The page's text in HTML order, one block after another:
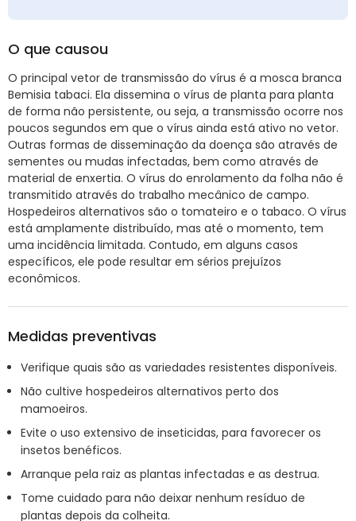
O que causou
O principal vetor de transmissão do vírus é a mosca branca
Bemisia tabaci. Ela dissemina o vírus de planta para planta
de forma não persistente, ou seja, a transmissão ocorre nos
poucos segundos em que o vírus ainda está ativo no vetor.
Outras formas de disseminação da doença são através de
sementes ou mudas infectadas, bem como através de
material de enxertia. O vírus do enrolamento da folha não é
transmitido através do trabalho mecânico de campo.
Hospedeiros alternativos são o tomateiro e o tabaco. O vírus
está amplamente distribuído, mas até o momento, tem
uma incidência limitada. Contudo, em alguns casos
específicos, ele pode resultar em sérios prejuízos
econômicos.
Medidas preventivas
Verifique quais são as variedades resistentes disponíveis.
Não cultive hospedeiros alternativos perto dos
mamoeiros.
Evite o uso extensivo de inseticidas, para favorecer os
insetos benéficos.
Arranque pela raiz as plantas infectadas e as destrua.
Tome cuidado para não deixar nenhum resíduo de
plantas depois da colheita.